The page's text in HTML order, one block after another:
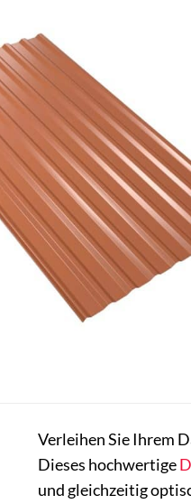
Verleihen Sie Ihrem
Dieses hochwertige
und gleichzeitig